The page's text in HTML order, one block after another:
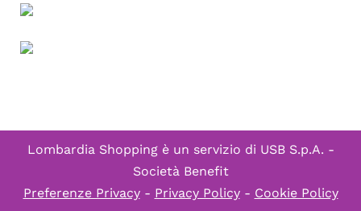
Lombardia Shopping è un servizio di USB S.p.A. -
Società Benefit
Preferenze Privacy- Privacy Policy- Cookie Policy